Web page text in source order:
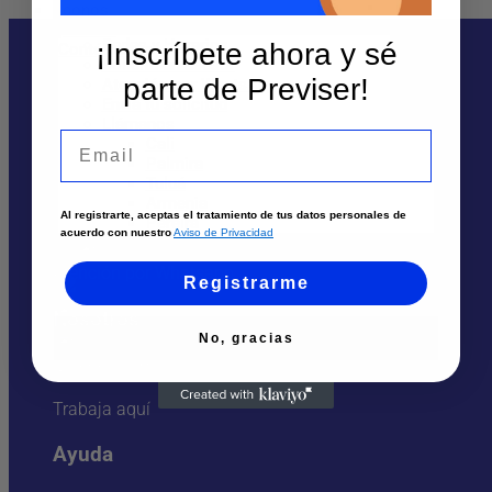
Sedes y Horarios
Solicita un asesor
Atención por WhatsApp
Envía tu solicitud
Tuluá
Pereira
Te puede interesar
Sedes
Solicita un asesor
Atención por Whatsapp
Trabaja aquí
Ayuda
¡Inscríbete ahora y sé
parte de Previser!
Al registrarte, aceptas el tratamiento de tus datos personales de
acuerdo con nuestroAviso de Privacidad
Registrarme
No, gracias